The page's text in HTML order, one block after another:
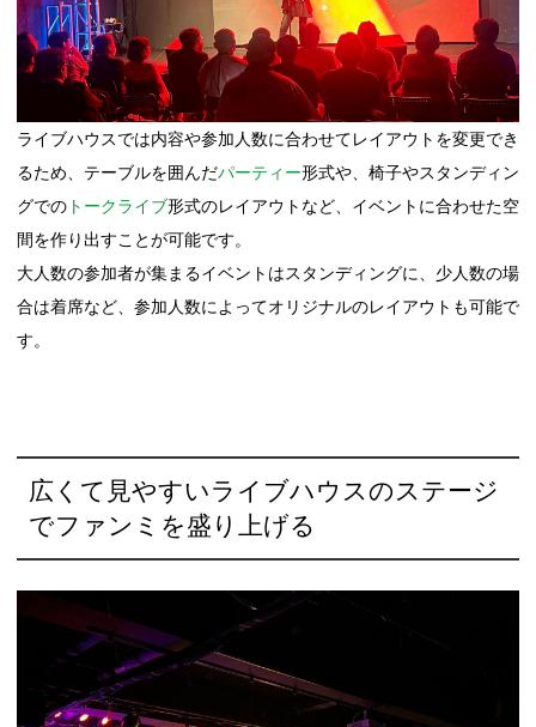
ライブハウスでは内容や参加人数に合わせてレイアウトを変更でき
るため、テーブルを囲んだパーティー形式や、椅子やスタンディン
グでのトークライブ形式のレイアウトなど、イベントに合わせた空
間を作り出すことが可能です。
大人数の参加者が集まるイベントはスタンディングに、少人数の場
合は着席など、参加人数によってオリジナルのレイアウトも可能で
す。
広くて見やすいライブハウスのステージ
でファンミを盛り上げる